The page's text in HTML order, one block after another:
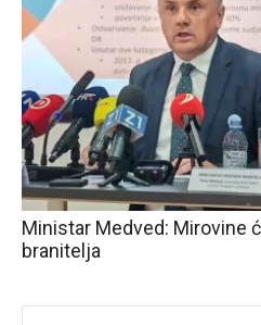
Ministar Medved: Mirovine
branitelja